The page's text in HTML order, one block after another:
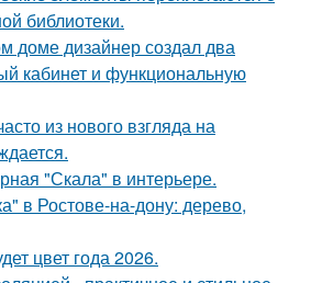
библиотеки.
доме дизайнер создал два
кабинет и функциональную
из нового взгляда на
"Скала" в интерьере.
в Ростове-на-дону: дерево,
цвет года 2026.